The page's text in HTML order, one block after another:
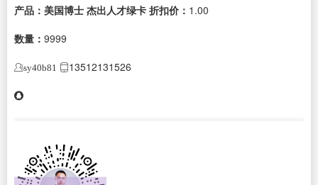
产品：美国博士 杰出人才绿卡 折扣价： 1.00
数量： 9999
sy40b81 13512131526